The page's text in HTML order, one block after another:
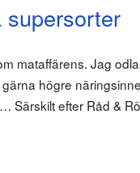
supersorter
mataffärens. Jag
högre
Särskilt efter Råd &